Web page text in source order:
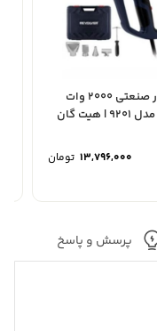
سشوار صنعتی 2000 وات
ریولور مدل 9201 | هیت گان
13,796,000 تومان
پرسش و پاسخ